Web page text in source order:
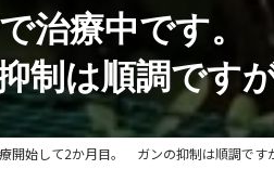
治療中です
制は順調です
開始して2か月目。 ガンの抑制は順調で